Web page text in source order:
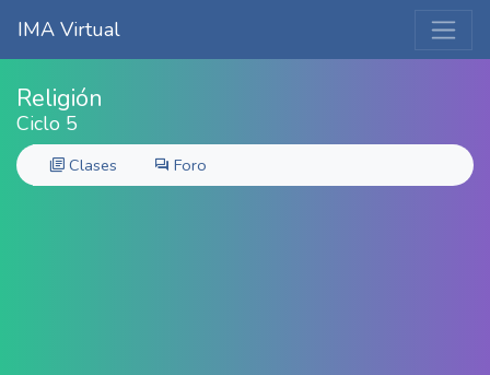
IMA Virtual
Religión
Ciclo 5
Clases Foro